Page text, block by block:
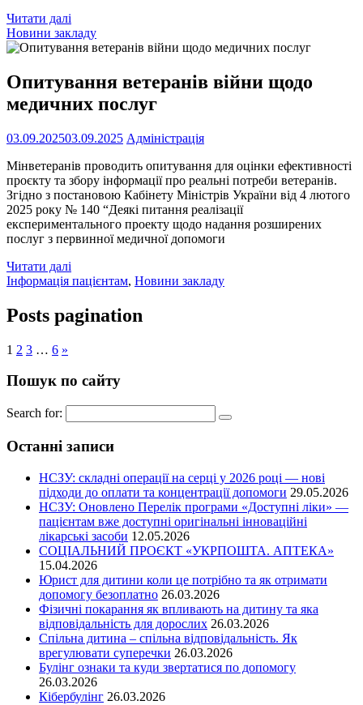
Читати далі
Новини закладу
Опитування ветеранів війни щодо
медичних послуг
03.09.202503.09.2025 Адміністрація
Мінветеранів проводить опитування для оцінки ефективності
проєкту та збору інформації про реальні потреби ветеранів.
Згідно з постановою Кабінету Міністрів України від 4 лютого
2025 року № 140 “Деякі питання реалізації
експериментального проекту щодо надання розширених
послуг з первинної медичної допомоги
Читати далі
Інформація пацієнтам, Новини закладу
Posts pagination
1 2 3 … 6 »
Пошук по сайту
Search for:
Останні записи
НСЗУ: складні операції на серці у 2026 році — нові
підходи до оплати та концентрації допомоги 29.05.2026
НСЗУ: Оновлено Перелік програми «Доступні ліки» —
пацієнтам вже доступні оригінальні інноваційні
лікарські засоби 12.05.2026
СОЦІАЛЬНИЙ ПРОЄКТ «УКРПОШТА. АПТЕКА»
15.04.2026
Юрист для дитини коли це потрібно та як отримати
допомогу безоплатно 26.03.2026
Фізичні покарання як впливають на дитину та яка
відповідальність для дорослих 26.03.2026
Спільна дитина – спільна відповідальність. Як
врегулювати суперечки 26.03.2026
Булінг ознаки та куди звертатися по допомогу
26.03.2026
Кібербулінг 26.03.2026